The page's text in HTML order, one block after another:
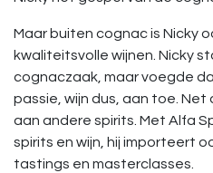
Maar buiten cognac is Nicky
kwaliteitsvolle wijnen. Nicky
cognaczaak, maar voegde
passie, wijn dus, aan toe.
aan andere spirits. Met Alfa
spirits en wijn, hij importeert
tastings en masterclasses.